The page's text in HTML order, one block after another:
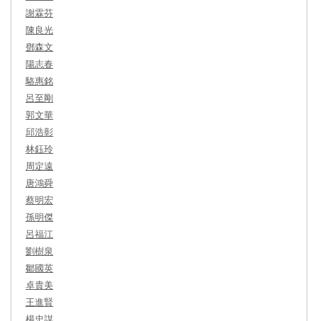
謝霖芬
陳良光
鄧森文
陽志春
駱惠銘
呂至剛
郭文華
邱浩彰
林鈺玲
周定遠
唐鴻舜
蔡明宏
孫明傑
呂福江
劉樹泉
鄒國英
卓貴美
王進賢